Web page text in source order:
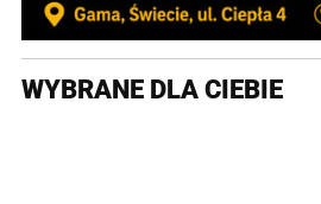
WYBRANE DLA CIEBIE